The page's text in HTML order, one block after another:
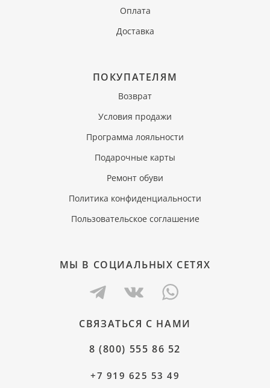
Оплата
Доставка
ПОКУПАТЕЛЯМ
Возврат
Условия продажи
Программа лояльности
Подарочные карты
Ремонт обуви
Политика конфиденциальности
Пользовательское соглашение
МЫ В СОЦИАЛЬНЫХ СЕТЯХ
СВЯЗАТЬСЯ С НАМИ
8 (800) 555 86 52
+7 919 625 53 49